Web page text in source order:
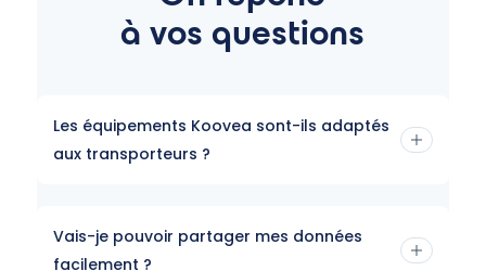
à vos questions
Les équipements Koovea sont-ils adaptés
aux transporteurs ?
Vais-je pouvoir partager mes données
facilement ?